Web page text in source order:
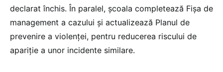
declarat închis. În paralel, școala completează Fișa de
management a cazului și actualizează Planul de
prevenire a violenței, pentru reducerea riscului de
apariție a unor incidente similare.